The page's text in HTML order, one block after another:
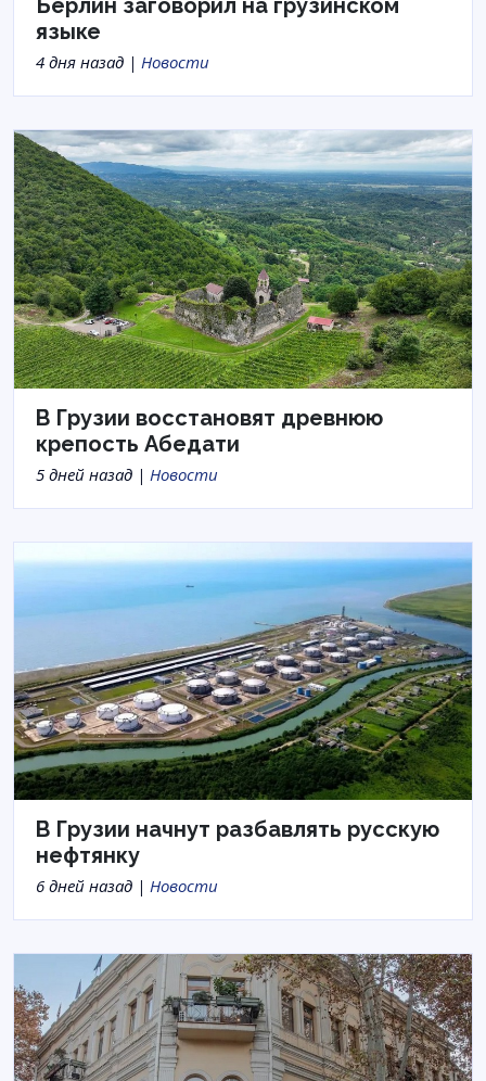
Берлин заговорил на грузинском
языке
4 дня назад | Новости
В Грузии восстановят древнюю
крепость Абедати
5 дней назад | Новости
В Грузии начнут разбавлять русскую
нефтянку
6 дней назад | Новости